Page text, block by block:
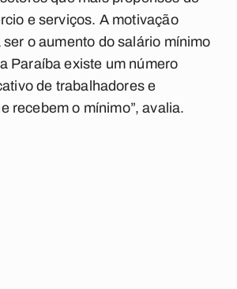
e serviços. A motivação
o aumento do salário mínimo
Paraíba existe um número
de trabalhadores e
recebem o mínimo”, avalia.